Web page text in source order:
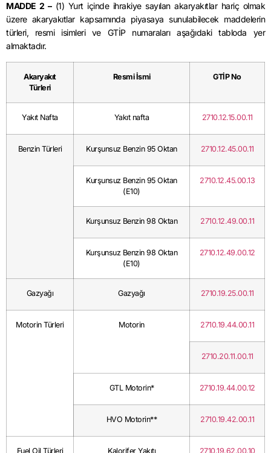
MADDE 2 –(1) Yurt içinde ihrakiye sayılan akaryakıtlar hariç olmak
üzere akaryakıtlar kapsamında piyasaya sunulabilecek maddelerin
türleri, resmi isimleri ve GTİP numaraları aşağıdaki tabloda yer
almaktadır.
Akaryakıt
Türleri
Resmi İsmi GTİP No
Yakıt Nafta Yakıt nafta 2710.12.15.00.11
Benzin Türleri Kurşunsuz Benzin 95 Oktan 2710.12.45.00.11
Kurşunsuz Benzin 95 Oktan
(E10)
2710.12.45.00.13
Kurşunsuz Benzin 98 Oktan 2710.12.49.00.11
Kurşunsuz Benzin 98 Oktan
(E10)
2710.12.49.00.12
Gazyağı Gazyağı 2710.19.25.00.11
Motorin Türleri Motorin 2710.19.44.00.11
2710.20.11.00.11
GTL Motorin* 2710.19.44.00.12
HVO Motorin** 2710.19.42.00.11
Fuel Oil Türleri Kalorifer Yakıtı 2710.19.62.00.10